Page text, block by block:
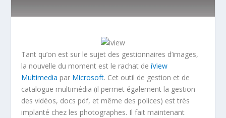
Tant qu’on est sur le sujet des gestionnaires d’images,
la nouvelle du moment est le rachat deiView
Multimedia par Microsoft. Cet outil de gestion et de
catalogue multimédia (il permet également la gestion
des vidéos, docs pdf, et même des polices) est très
implanté chez les photographes. Il fait maintenant